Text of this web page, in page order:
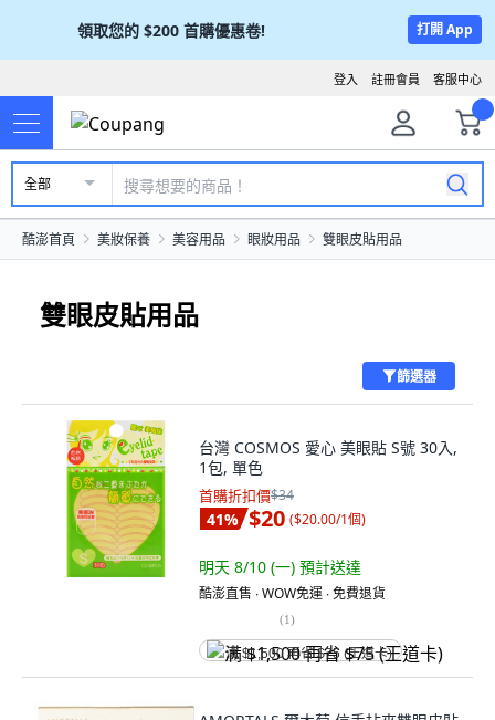
領取您的 $200 首購優惠卷! 打開 App
客服中心
註冊會員
登入
全部
酷澎首頁 美妝保養 美容用品 眼妝用品 雙眼皮貼用品
雙眼皮貼用品
篩選器
台灣 COSMOS 愛心 美眼貼 S號 30入,
1包, 單色
首購折扣價$34
41% $20 ($20.00/1個)
明天 8/10 (一) 預計送達
酷澎直售 ∙ WOW免運 ∙ 免費退貨
(1)
满 $1,500 再省 $75 (王道卡)